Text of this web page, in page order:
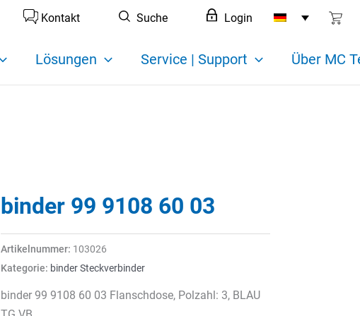
Kontakt Suche Login
Lösungen Service | Support Über MC
binder 99 9108 60 03
Artikelnummer: 103026
Kategorie: binder Steckverbinder
binder 99 9108 60 03 Flanschdose, Polzahl: 3, BLAU